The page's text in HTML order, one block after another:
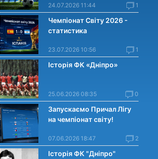
24.07.2026 11:44 1
Чемпіонат Світу 2026 -
статистика
23.07.2026 10:56 1
Історія ФК «Дніпро»
25.06.2026 08:35 0
Запускаємо Причал Лігу
на чемпіонат світу!
07.06.2026 18:47 2
Історія ФК "Дніпро"